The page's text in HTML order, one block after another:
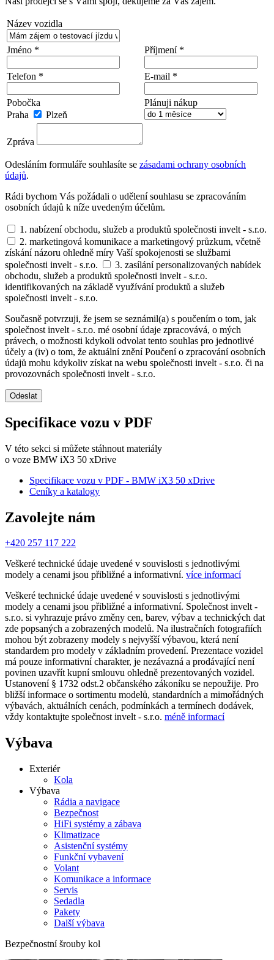
Název vozidla
Jméno * Příjmení *
Telefon * E-mail *
Pobočka
Praha
Plzeň
Plánuji nákup
Zpráva
Odesláním formuláře souhlasíte se zásadami ochrany osobních
údajů.
Rádi bychom Vás požádali o udělení souhlasu se zpracováním
osobních údajů k níže uvedeným účelům.
1. nabízení obchodu, služeb a produktů společnosti invelt - s.r.o.
2. marketingová komunikace a marketingový průzkum, včetně
získání názoru ohledně míry Vaší spokojenosti se službami
společnosti invelt - s.r.o.
3. zasílání personalizovaných nabídek
obchodu, služeb a produktů společnosti invelt - s.r.o.
identifikovaných na základě využívání produktů a služeb
společnosti invelt - s.r.o.
Současně potvrzuji, že jsem se seznámil(a) s poučením o tom, jak
společnost invelt - s.r.o. mé osobní údaje zpracovává, o mých
právech, o možnosti kdykoli odvolat tento souhlas pro jednotlivé
účely a (iv) o tom, že aktuální znění Poučení o zpracování osobních
údajů mohu kdykoliv získat na webu společnosti invelt - s.r.o. či na
provozovnách společnosti invelt - s.r.o.
Odeslat
Specifikace vozu v PDF
V této sekci si můžete stáhnout materiály
o voze BMW iX3 50 xDrive
Specifikace vozu v PDF - BMW iX3 50 xDrive
Ceníky a katalogy
Zavolejte nám
+420 257 117 222
Veškeré technické údaje uvedené v souvislosti s jednotlivými
modely a cenami jsou přibližné a informativní. více informací
Veškeré technické údaje uvedené v souvislosti s jednotlivými
modely a cenami jsou přibližné a informativní. Společnost invelt -
s.r.o. si vyhrazuje právo změny cen, barev, výbav a technických dat
zde popsaných a zobrazených modelů. Na ilustračních fotografiích
mohou být zobrazeny modely s nejvyšší výbavou, která není
standardem pro modely v základním provedení. Prezentace vozidel
má pouze informativní charakter, je nezávazná a prodávající není
povinen uzavřít kupní smlouvu ohledně prezentovaných vozidel.
Ustanovení § 1732 odst.2 občanského zákoníku se nepoužije. Pro
bližší informace o sortimentu modelů, standardních a mimořádných
výbavách, aktuálních cenách, podmínkách a termínech dodávek,
vždy kontaktujte společnost invelt - s.r.o. méně informací
Výbava
Exteriér
Kola
Výbava
Rádia a navigace
Bezpečnost
HiFi systémy a zábava
Klimatizace
Asistenční systémy
Funkční vybavení
Volant
Komunikace a informace
Servis
Sedadla
Pakety
Další výbava
Bezpečnostní šrouby kol